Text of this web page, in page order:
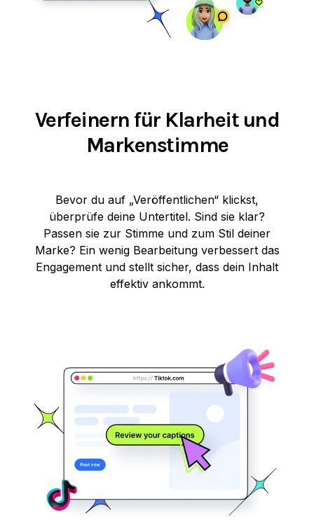
Verfeinern für Klarheit und
Markenstimme
Bevor du auf „Veröffentlichen“ klickst,
überprüfe deine Untertitel. Sind sie klar?
Passen sie zur Stimme und zum Stil deiner
Marke? Ein wenig Bearbeitung verbessert das
Engagement und stellt sicher, dass dein Inhalt
effektiv ankommt.